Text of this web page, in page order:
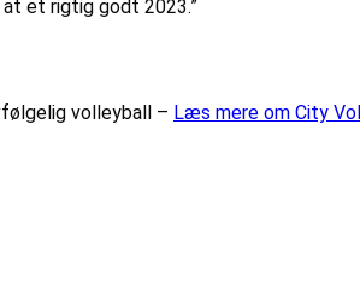
et rigtig godt 2023.”
volleyball – Læs mere om City